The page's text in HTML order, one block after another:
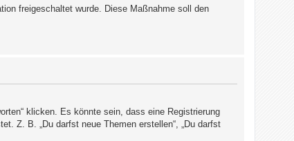
freigeschaltet wurde. Diese Maßnahme soll den
klicken. Es könnte sein, dass eine Registrierung
Z. B. „Du darfst neue Themen erstellen“, „Du darfst